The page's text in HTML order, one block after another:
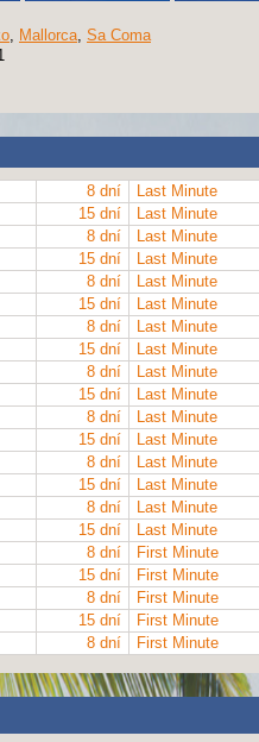
, Mallorca, Sa Coma
8 dní Last Minute
15 dní Last Minute
8 dní Last Minute
15 dní Last Minute
8 dní Last Minute
15 dní Last Minute
8 dní Last Minute
15 dní Last Minute
8 dní Last Minute
15 dní Last Minute
8 dní Last Minute
15 dní Last Minute
8 dní Last Minute
15 dní Last Minute
8 dní Last Minute
15 dní Last Minute
8 dní First Minute
15 dní First Minute
8 dní First Minute
15 dní First Minute
8 dní First Minute